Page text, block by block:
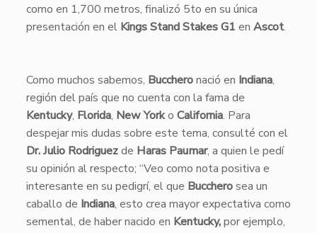
como en 1,700 metros, finalizó 5to en su única
presentación en el Kings Stand Stakes G1 en Ascot.
​Como muchos sabemos, Buccheronació en Indiana,
región del país que no cuenta con la fama de
Kentucky, Florida, New Yorko California. Para
despejar mis dudas sobre este tema, consulté con el
Dr. Julio Rodriguezde Haras Paumar, a quien le pedí
su opinión al respecto; “Veo como nota positiva e
interesante en su pedigrí, el que Buccherosea un
caballo de Indiana, esto crea mayor expectativa como
semental, de haber nacido en Kentucky,por ejemplo,